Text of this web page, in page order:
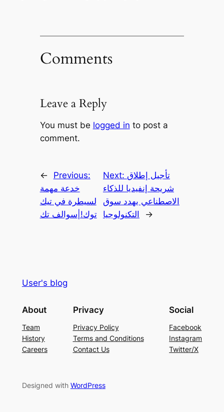
Comments
Leave a Reply
You must be logged in to post a
comment.
←
Previous:
خدعة مهمة
لسيطرة في تيك
توك!|سوالف تك
Next: تأجيل إطلاق
شريحة إنفيديا للذكاء
الاصطناعي يهدد سوق
التكنولوجيا
→
User's blog
About
Team
History
Careers
Privacy
Privacy Policy
Terms and Conditions
Contact Us
Social
Facebook
Instagram
Twitter/X
Designed with WordPress